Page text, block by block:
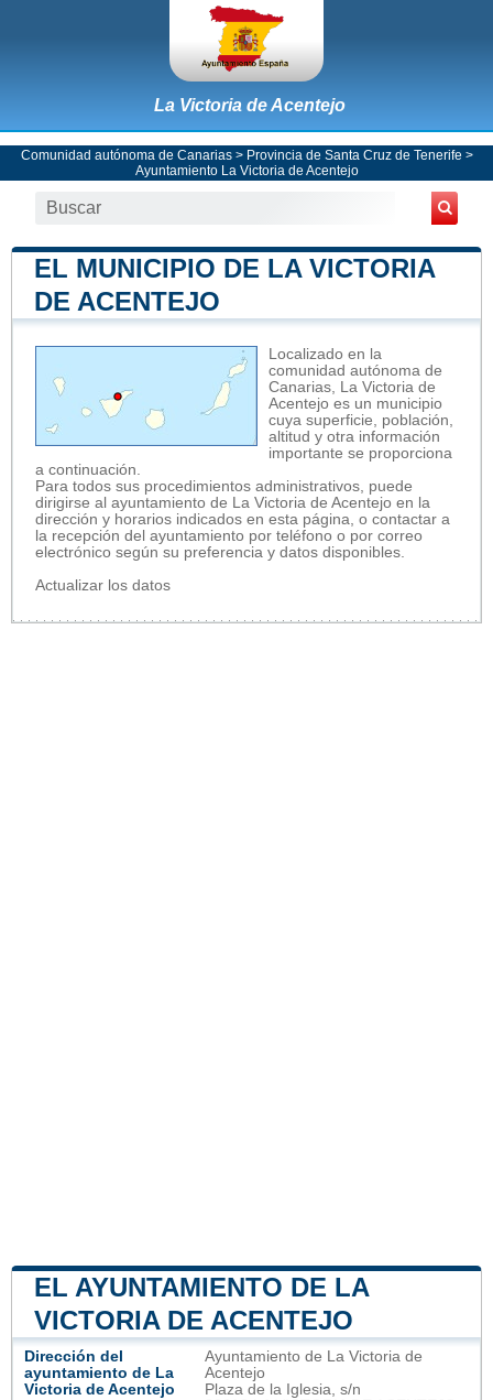
La Victoria de Acentejo
Comunidad autónoma de Canarias> Provincia de Santa Cruz de Tenerife >
Ayuntamiento La Victoria de Acentejo
EL MUNICIPIO DE LA VICTORIA
DE ACENTEJO
Localizado en la
comunidad autónoma de
Canarias, La Victoria de
Acentejo es un municipio
cuya superficie, población,
altitud y otra información
importante se proporciona
a continuación.
Para todos sus procedimientos administrativos, puede
dirigirse al ayuntamiento de La Victoria de Acentejo en la
dirección y horarios indicados en esta página, o contactar a
la recepción del ayuntamiento por teléfono o por correo
electrónico según su preferencia y datos disponibles.
Actualizar los datos
EL AYUNTAMIENTO DE LA
VICTORIA DE ACENTEJO
Dirección del
ayuntamiento de La
Victoria de Acentejo
Ayuntamiento de La Victoria de
Acentejo
Plaza de la Iglesia, s/n